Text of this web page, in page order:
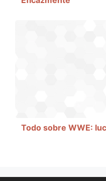
Todo sobre WWE: